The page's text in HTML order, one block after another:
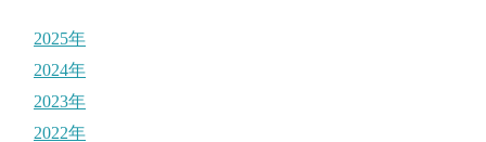
2025年
2024年
2023年
2022年